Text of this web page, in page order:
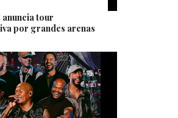
anuncia tour
por grandes arenas